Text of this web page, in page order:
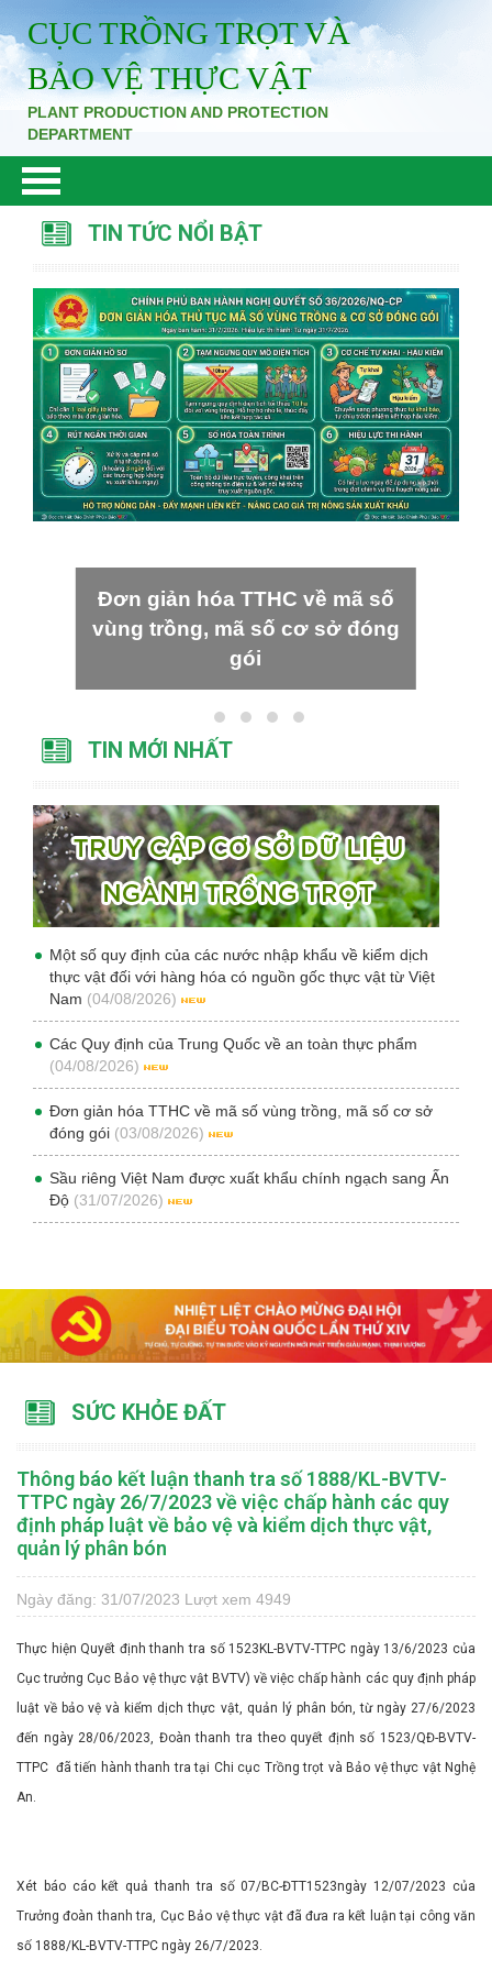
CỤC TRỒNG TRỌT VÀ
BẢO VỆ THỰC VẬT
PLANT PRODUCTION AND PROTECTION
DEPARTMENT
TIN TỨC NỔI BẬT
Đơn giản hóa TTHC về mã số
vùng trồng, mã số cơ sở đóng
gói
TIN MỚI NHẤT
Một số quy định của các nước nhập khẩu về kiểm dịch
thực vật đối với hàng hóa có nguồn gốc thực vật từ Việt
Nam (04/08/2026)
Các Quy định của Trung Quốc về an toàn thực phẩm
(04/08/2026)
Đơn giản hóa TTHC về mã số vùng trồng, mã số cơ sở
đóng gói (03/08/2026)
Sầu riêng Việt Nam được xuất khẩu chính ngạch sang Ấn
Độ (31/07/2026)
SỨC KHỎE ĐẤT
Thông báo kết luận thanh tra số 1888/KL-BVTV-
TTPC ngày 26/7/2023 về việc chấp hành các quy
định pháp luật về bảo vệ và kiểm dịch thực vật,
quản lý phân bón
Ngày đăng: 31/07/2023 Lượt xem 4949
Thực hiện Quyết định thanh tra số 1523KL-BVTV-TTPC ngày 13/6/2023 của
Cục trưởng Cục Bảo vệ thực vật BVTV) về việc chấp hành các quy định pháp
luật về bảo vệ và kiểm dịch thực vật, quản lý phân bón, từ ngày 27/6/2023
đến ngày 28/06/2023, Đoàn thanh tra theo quyết định số 1523/QĐ-BVTV-
TTPC đã tiến hành thanh tra tại Chi cục Trồng trọt và Bảo vệ thực vật Nghệ
An.
Xét báo cáo kết quả thanh tra số 07/BC-ĐTT1523ngày 12/07/2023 của
Trưởng đoàn thanh tra, Cục Bảo vệ thực vật đã đưa ra kết luận tại công văn
số 1888/KL-BVTV-TTPC ngày 26/7/2023.